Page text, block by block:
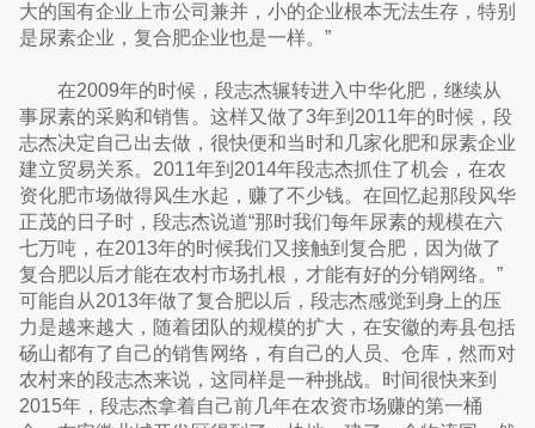
大的国有企业上市公司兼并，小的企业根本无法生存，特别
是尿素企业，复合肥企业也是一样。”
在2009年的时候，段志杰辗转进入中华化肥，继续从
事尿素的采购和销售。这样又做了3年到2011年的时候，段
志杰决定自己出去做，很快便和当时和几家化肥和尿素企业
建立贸易关系。2011年到2014年段志杰抓住了机会，在农
资化肥市场做得风生水起，赚了不少钱。在回忆起那段风华
正茂的日子时，段志杰说道“那时我们每年尿素的规模在六
七万吨，在2013年的时候我们又接触到复合肥，因为做了
复合肥以后才能在农村市场扎根，才能有好的分销网络。”
可能自从2013年做了复合肥以后，段志杰感觉到身上的压
力是越来越大，随着团队的规模的扩大，在安徽的寿县包括
砀山都有了自己的销售网络，有自己的人员、仓库，然而对
农村来的段志杰来说，这同样是一种挑战。时间很快来到
2015年，段志杰拿着自己前几年在农资市场赚的第一桶